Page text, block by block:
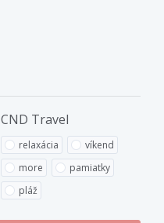
CND Travel
relaxácia
víkend
more
pamiatky
pláž